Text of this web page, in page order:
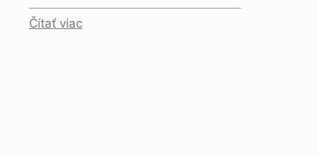
Čítať viac